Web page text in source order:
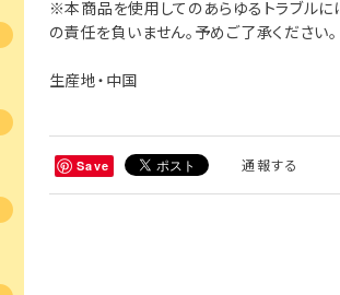
※本商品を使用してのあらゆるトラブルに
の責任を負いません。予めご了承ください。
生産地・中国
Save 通報する